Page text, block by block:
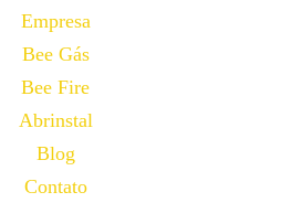
Empresa
Bee Gás
Bee Fire
Abrinstal
Blog
Contato